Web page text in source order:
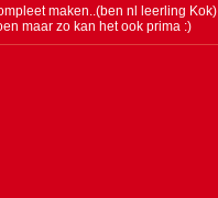
maken..(ben nl leerling Kok)
maar zo kan het ook prima :)